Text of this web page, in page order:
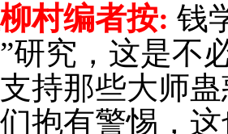
村编者按: 钱
研究，这是不
持那些大师
抱有警惕，